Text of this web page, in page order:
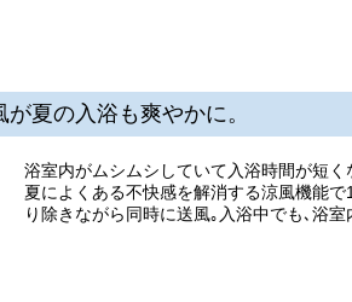
が夏の入浴も爽やかに。
浴室内がムシムシしていて入浴時間が短く
夏によくある不快感を解消する涼風機能
り除きながら同時に送風｡入浴中でも､浴室